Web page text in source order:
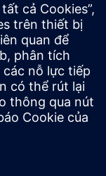
cường AI cho
trong vài giây
thời gian
xảy ra, tối